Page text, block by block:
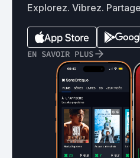
Explorez. Vibrez.
EN SAVOIR PLUS